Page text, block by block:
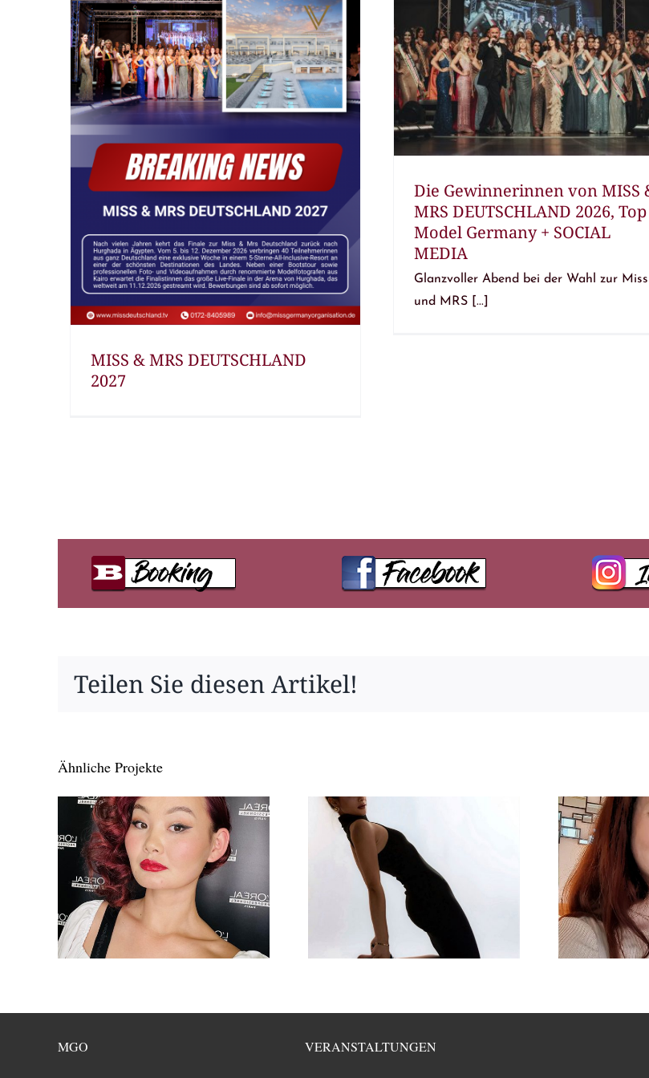
MISS & MRS DEUTSCHLAND
2027
Die Gewinnerinnen von MISS
MRS DEUTSCHLAND 2026, Top
Model Germany + SOCIAL
MEDIA
Glanzvoller Abend bei der Wahl zur Miss
und MRS [...]
Teilen Sie diesen Artikel!
Ähnliche Projekte
MGO VERANSTALTUNGEN